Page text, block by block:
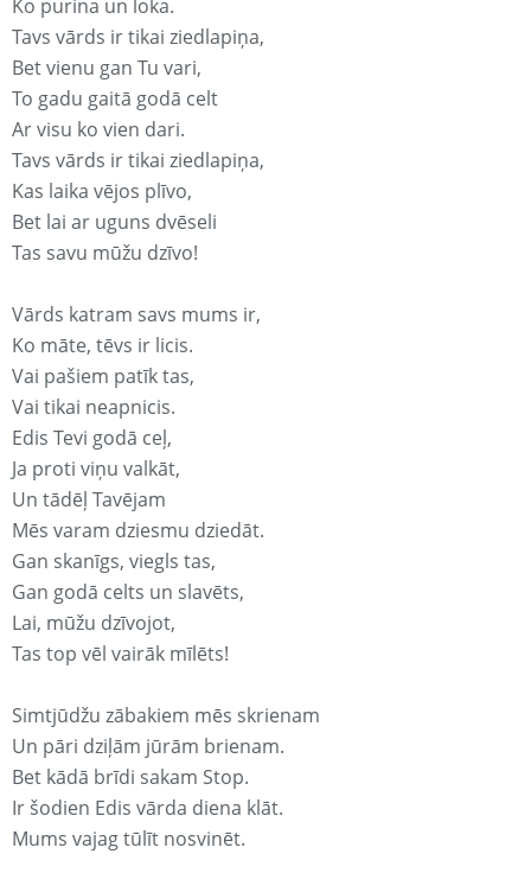
Ko purina un loka.
Tavs vārds ir tikai ziedlapiņa,
Bet vienu gan Tu vari,
To gadu gaitā godā celt
Ar visu ko vien dari.
Tavs vārds ir tikai ziedlapiņa,
Kas laika vējos plīvo,
Bet lai ar uguns dvēseli
Tas savu mūžu dzīvo!
Vārds katram savs mums ir,
Ko māte, tēvs ir licis.
Vai pašiem patīk tas,
Vai tikai neapnicis.
Edis Tevi godā ceļ,
Ja proti viņu valkāt,
Un tādēļ Tavējam
Mēs varam dziesmu dziedāt.
Gan skanīgs, viegls tas,
Gan godā celts un slavēts,
Lai, mūžu dzīvojot,
Tas top vēl vairāk mīlēts!
Simtjūdžu zābakiem mēs skrienam
Un pāri dziļām jūrām brienam.
Bet kādā brīdi sakam Stop.
Ir šodien Edis vārda diena klāt.
Mums vajag tūlīt nosvinēt.